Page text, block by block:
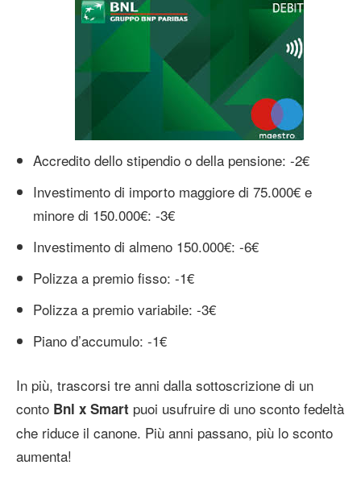
Accredito dello stipendio o della pensione: -2€
Investimento di importo maggiore di 75.000€ e
minore di 150.000€: -3€
Investimento di almeno 150.000€: -6€
Polizza a premio fisso: -1€
Polizza a premio variabile: -3€
Piano d’accumulo: -1€
In più, trascorsi tre anni dalla sottoscrizione di un
conto Bnl x Smart puoi usufruire di uno sconto fedeltà
che riduce il canone. Più anni passano, più lo sconto
aumenta!